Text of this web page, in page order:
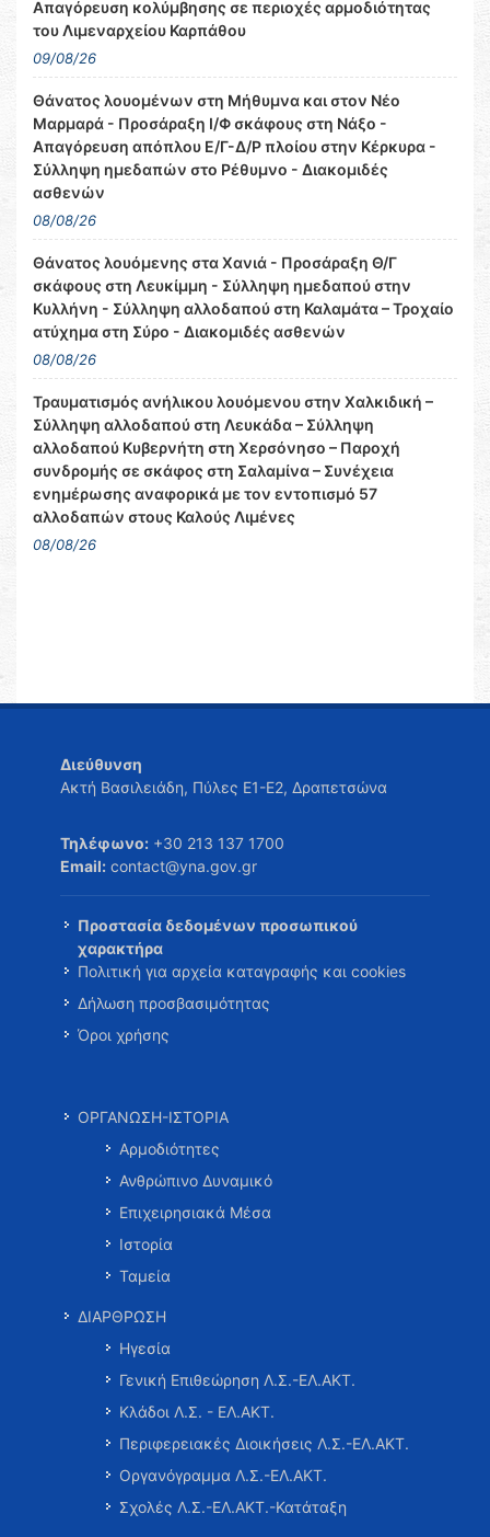
Απαγόρευση κολύμβησης σε περιοχές αρμοδιότητας
του Λιμεναρχείου Καρπάθου
09/08/26
Θάνατος λουομένων στη Μήθυμνα και στον Νέο
Μαρμαρά - Προσάραξη Ι/Φ σκάφους στη Νάξο -
Απαγόρευση απόπλου Ε/Γ-Δ/Ρ πλοίου στην Κέρκυρα -
Σύλληψη ημεδαπών στο Ρέθυμνο - Διακομιδές
ασθενών
08/08/26
Θάνατος λουόμενης στα Χανιά - Προσάραξη Θ/Γ
σκάφους στη Λευκίμμη - Σύλληψη ημεδαπού στην
Κυλλήνη - Σύλληψη αλλοδαπού στη Καλαμάτα – Τροχαίο
ατύχημα στη Σύρο - Διακομιδές ασθενών
08/08/26
Τραυματισμός ανήλικου λουόμενου στην Χαλκιδική –
Σύλληψη αλλοδαπού στη Λευκάδα – Σύλληψη
αλλοδαπού Κυβερνήτη στη Χερσόνησο – Παροχή
συνδρομής σε σκάφος στη Σαλαμίνα – Συνέχεια
ενημέρωσης αναφορικά με τον εντοπισμό 57
αλλοδαπών στους Καλούς Λιμένες
08/08/26
Διεύθυνση
Ακτή Βασιλειάδη, Πύλες Ε1-Ε2, Δραπετσώνα
Τηλέφωνο: +30 213 137 1700
Email: contact@yna.gov.gr
Προστασία δεδομένων προσωπικού
χαρακτήρα
Πολιτική για αρχεία καταγραφής και cookies
Δήλωση προσβασιμότητας
Όροι χρήσης
ΟΡΓΑΝΩΣΗ-ΙΣΤΟΡΙΑ
Αρμοδιότητες
Ανθρώπινο Δυναμικό
Επιχειρησιακά Μέσα
Ιστορία
Ταμεία
ΔΙΑΡΘΡΩΣΗ
Ηγεσία
Γενική Επιθεώρηση Λ.Σ.-ΕΛ.ΑΚΤ.
Κλάδοι Λ.Σ. - ΕΛ.ΑΚΤ.
Περιφερειακές Διοικήσεις Λ.Σ.-ΕΛ.ΑΚΤ.
Οργανόγραμμα Λ.Σ.-ΕΛ.ΑΚΤ.
Σχολές Λ.Σ.-ΕΛ.ΑΚΤ.-Κατάταξη